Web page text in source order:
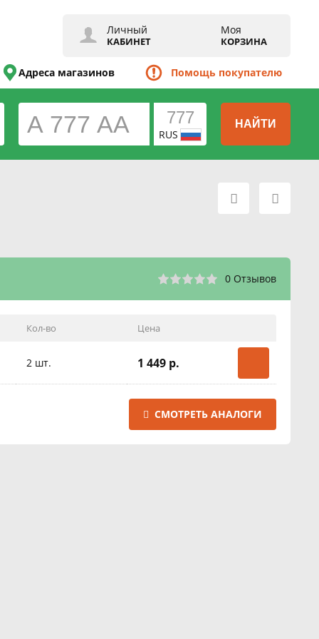
Личный
КАБИНЕТ
Моя
КОРЗИНА
Адреса магазинов Помощь покупателю
RUS
НАЙТИ
0 Отзывов
Кол-во Цена
2 шт. 1 449 р.
СМОТРЕТЬ АНАЛОГИ